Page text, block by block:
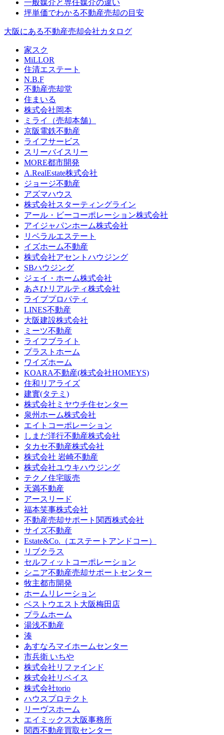
一般媒介と専任媒介の違い
坪単価でわかる不動産売却の目安
大阪にある不動産売却会社カタログ
家スク
MiLLOR
住清エステート
N.B.F
不動産売却堂
住まいる
株式会社岡本
ミライ（売却本舗）
京阪電鉄不動産
ライフサービス
スリーバイスリー
MORE都市開発
A.RealEstate株式会社
ジョージ不動産
アズマハウス
株式会社スターティングライン
アール・ビーコーポレーション株式会社
アイジャパンホーム株式会社
リベラルエステート
イズホーム不動産
株式会社アセントハウジング
SBハウジング
ジェイ・ホーム株式会社
あさひリアルティ株式会社
ライブプロパティ
LINES不動産
大阪建設株式会社
ミーツ不動産
ライフブライト
プラストホーム
ワイズホーム
KOARA不動産(株式会社HOMEYS)
住和リアライズ
建實(タテミ)
株式会社ミヤウチ住センター
泉州ホーム株式会社
エイトコーポレーション
しまだ洋行不動産株式会社
タカセ不動産株式会社
株式会社 岩崎不動産
株式会社ユウキハウジング
テクノ住宅販売
天満不動産
アースリード
福本笑事株式会社
不動産売却サポート関西株式会社
サイズ不動産
Estate&Co.（エステートアンドコー）
リブクラス
セルフィットコーポレーション
シニア不動産売却サポートセンター
牧主都市開発
ホームリレーション
ベストウエスト大阪梅田店
プラムホーム
湯浅不動産
湊
あすなろマイホームセンター
市兵衛 いちや
株式会社リファインド
株式会社リベイス
株式会社torio
ハウスプロテクト
リーヴスホーム
エイミックス大阪事務所
関西不動産買取センター